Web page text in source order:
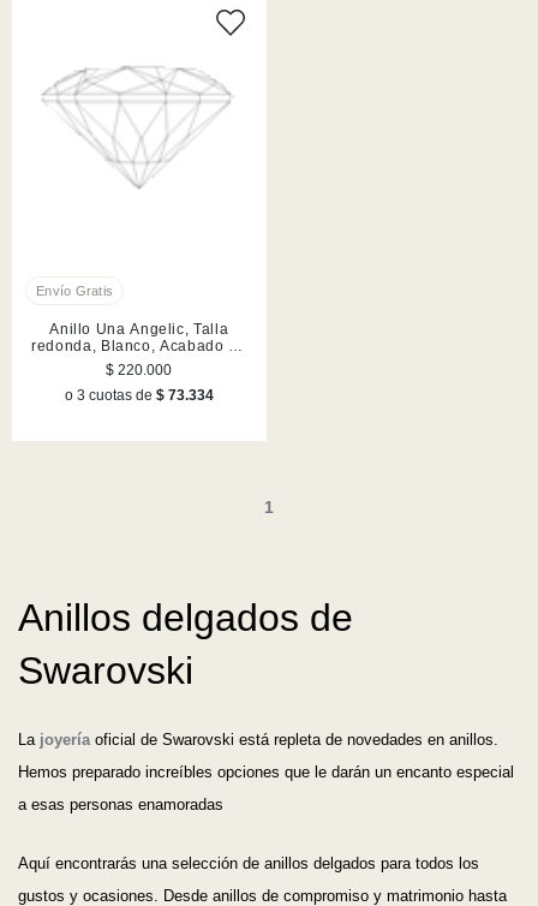
Anillo Una Angelic, Talla
redonda, Blanco, Acabado en
tono oro rosa
$ 220.000
o 3 cuotas de $ 73.334
1
Anillos delgados de
Swarovski
La joyería oficial de Swarovski está repleta de novedades en anillos.
Hemos preparado increíbles opciones que le darán un encanto especial
a esas personas enamoradas
Aquí encontrarás una selección de anillos delgados para todos los
gustos y ocasiones. Desde anillos de compromiso y matrimonio hasta